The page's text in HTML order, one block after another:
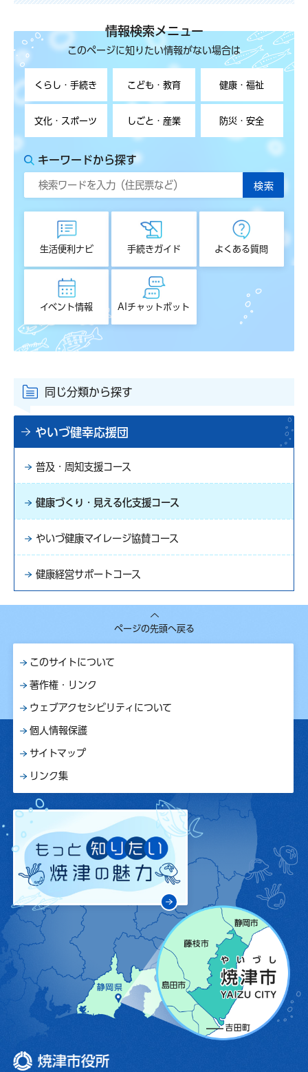
情報検索メニュー
このページに知りたい情報がない場合は
くらし・手続き こども・教育 健康・福祉
文化・スポーツ しごと・産業 防災・安全
キーワードから探す
生活便利ナビ 手続きガイド よくある質問
イベント情報 AIチャットボット
同じ分類から探す
やいづ健幸応援団
普及・周知支援コース
健康づくり・見える化支援コース
やいづ健康マイレージ協賛コース
健康経営サポートコース
ページの先頭へ戻る
このサイトについて
著作権・リンク
ウェブアクセシビリティについて
個人情報保護
サイトマップ
リンク集
焼津市役所